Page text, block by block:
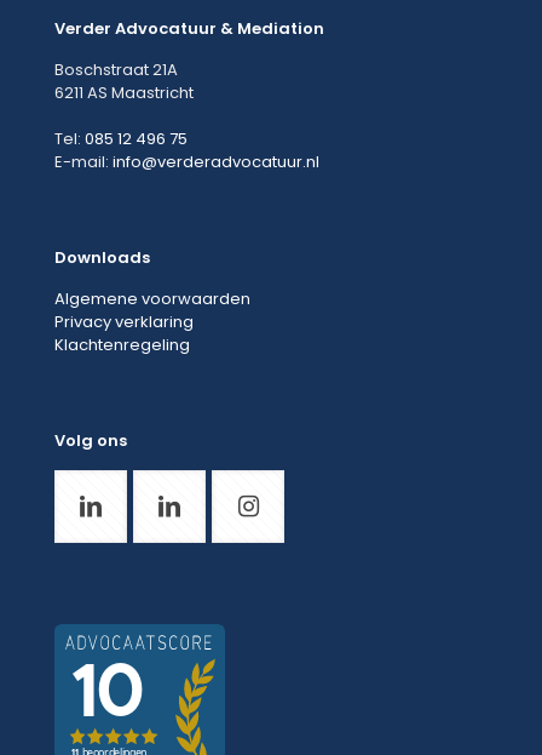
Verder Advocatuur & Mediation
Boschstraat 21A
6211 AS Maastricht
Tel: 085 12 496 75
E-mail: info@verderadvocatuur.nl
Downloads
Algemene voorwaarden
Privacy verklaring
Klachtenregeling
Volg ons